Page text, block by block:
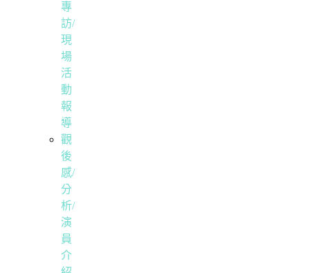
專
訪/
現
場
活
動
報
導
觀
後
感/
分
析/
演
員
介